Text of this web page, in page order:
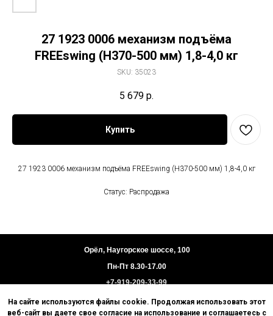
27 1923 0006 механизм подъёма
FREEswing (H370-500 мм) 1,8-4,0 кг
SKU: 35023
5 679 р.
Купить
27 1923 0006 механизм подъёма FREEswing (H370-500 мм) 1,8-4,0 кг
Статус: Распродажа
На сайте используются файлы cookie. Продолжая использовать этот
веб-сайт вы даете свое согласие на использование и соглашаетесь с
Пользовательское соглашение
Орёл, Наугорское шоссе, 100
Пн-Пт 8.30-17.00
+7-919-209-33-99